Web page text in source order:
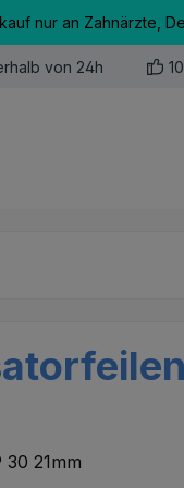
nur an Zahnärzte,
von 24h